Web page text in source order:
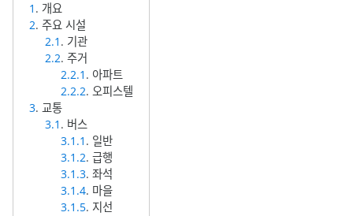
1 . 개요
2. 주요 시설
2.1 . 기관
2.2. 주거
2.2.1 . 아파트
2.2.2. 오피스텔
3. 교통
3.1 . 버스
3.1.1 . 일반
3.1.2. 급행
3.1.3. 좌석
3.1.4. 마을
3.1.5. 지선